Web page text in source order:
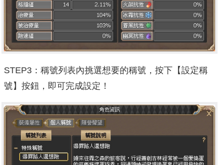
STEP3：稱號列表內挑選想要的稱號，按下【設定稱
號】按鈕，即可完成設定！